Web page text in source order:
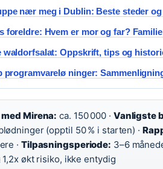
nær meg i Dublin: Beste steder
foreldre: Hvem er mor og far?
waldorfsalat: Oppskrift, tips og
programvarelø ninger:
Mirena: ca. 150 000 · Vanligste
(opptil 50 % i starten) ·
· Tilpasningsperiode: 3–6
1,2x økt risiko, ikke entydig